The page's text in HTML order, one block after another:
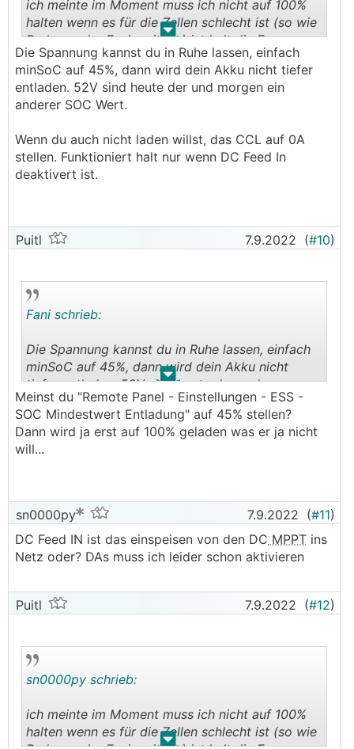
. .
ich meinte im Moment muss ich nicht auf 100%
halten wenn es für die Zellen schlecht ist (so wie
Pedaaa oder Fani meinten) ist halt die Frage was
das idealste wäre für den Akku,
dh wenn ich 3.25V nehmen * 16 = 52V.
Und dsa stelle ich mal bei der Remoteconsoel ->
BYD Akku -> Parameter ->
unter DVCC ist keine Begrezung eingestellt bei
mir.
im ESS habe ich nur den minSOC im Moment auf
dh wenn der Akku > 45% ist den minSOC auf
45% stellen
schauen wie weit sich der Akku auflädt?
Die Spannung kannst du in Ruhe lassen, einfach
minSoC auf 45%, dann wird dein Akku nicht tiefer
entladen. 52V sind heute der und morgen ein
anderer SOC Wert.
Wenn du auch nicht laden willst, das CCL auf 0A
stellen. Funktioniert halt nur wenn DC Feed In
deaktivert ist.
Puitl 7.9.2022 (#10)
. .
Fani schrieb:
Die Spannung kannst du in Ruhe lassen, einfach
minSoC auf 45%, dann wird dein Akku nicht
tiefer entladen. 52V sind heute der und morgen
ein anderer SOC Wert.
Meinst du "Remote Panel - Einstellungen - ESS -
SOC Mindestwert Entladung" auf 45% stellen?
Dann wird ja erst auf 100% geladen was er ja nicht
will...
sn0000py 7.9.2022 (#11)
DC Feed IN ist das einspeisen von den DC MPPT ins
Netz oder? DAs muss ich leider schon aktivieren
Puitl 7.9.2022 (#12)
. .
sn0000py schrieb:
ich meinte im Moment muss ich nicht auf 100%
halten wenn es für die Zellen schlecht ist (so wie